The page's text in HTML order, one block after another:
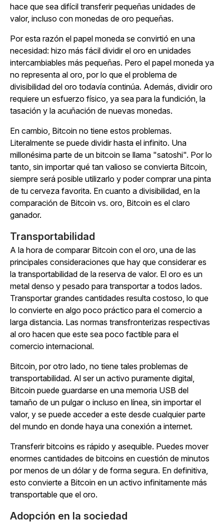
hace que sea difícil transferir pequeñas unidades de
valor, incluso con monedas de oro pequeñas.
Por esta razón el papel moneda se convirtió en una
necesidad: hizo más fácil dividir el oro en unidades
intercambiables más pequeñas. Pero el papel moneda ya
no representa al oro, por lo que el problema de
divisibilidad del oro todavía continúa. Además, dividir oro
requiere un esfuerzo físico, ya sea para la fundición, la
tasación y la acuñación de nuevas monedas.
En cambio, Bitcoin no tiene estos problemas.
Literalmente se puede dividir hasta el infinito. Una
millonésima parte de un bitcoin se llama "satoshi". Por lo
tanto, sin importar qué tan valioso se convierta Bitcoin,
siempre será posible utilizarlo y poder comprar una pinta
de tu cerveza favorita. En cuanto a divisibilidad, en la
comparación de Bitcoin vs. oro, Bitcoin es el claro
ganador.
Transportabilidad
A la hora de comparar Bitcoin con el oro, una de las
principales consideraciones que hay que considerar es
la transportabilidad de la reserva de valor. El oro es un
metal denso y pesado para transportar a todos lados.
Transportar grandes cantidades resulta costoso, lo que
lo convierte en algo poco práctico para el comercio a
larga distancia. Las normas transfronterizas respectivas
al oro hacen que este sea poco factible para el
comercio internacional.
Bitcoin, por otro lado, no tiene tales problemas de
transportabilidad. Al ser un activo puramente digital,
Bitcoin puede guardarse en una memoria USB del
tamaño de un pulgar o incluso en línea, sin importar el
valor, y se puede acceder a este desde cualquier parte
del mundo en donde haya una conexión a internet.
Transferir bitcoins es rápido y asequible. Puedes mover
enormes cantidades de bitcoins en cuestión de minutos
por menos de un dólar y de forma segura. En definitiva,
esto convierte a Bitcoin en un activo infinitamente más
transportable que el oro.
Adopción en la sociedad